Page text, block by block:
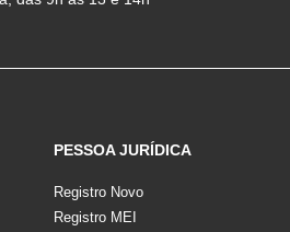
PESSOA JURÍDICA
Registro Novo
Registro MEI